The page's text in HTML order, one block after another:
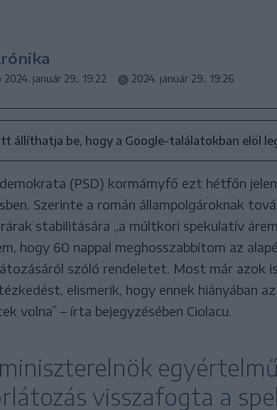
2024. január 29., 19:22 2024. január 29., 19:26
állíthatja be, hogy a Google-találatokban elöl
(PSD) kormámyfő ezt hétfőn
Szerinte a román állampolgároknak
stabilitására „a múltkori spekulatív
hogy 60 nappal meghosszabbítom az
szóló rendeletet. Most már azok
elismerik, hogy ennek hiányában
volna” – írta bejegyzésében Ciolacu.
visszafogta a